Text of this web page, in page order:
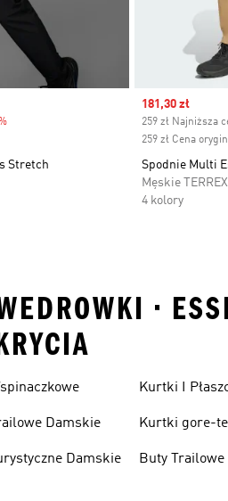
Discount
Stretch
Sale price
181,30 zł
259 zł Najniższa
259 zł Cena
Spodnie Multi
Męskie TERREX
4 kolory
•
Damskie
Damskie
Kurtki I
Kurtki gore-
Buty Trailowe